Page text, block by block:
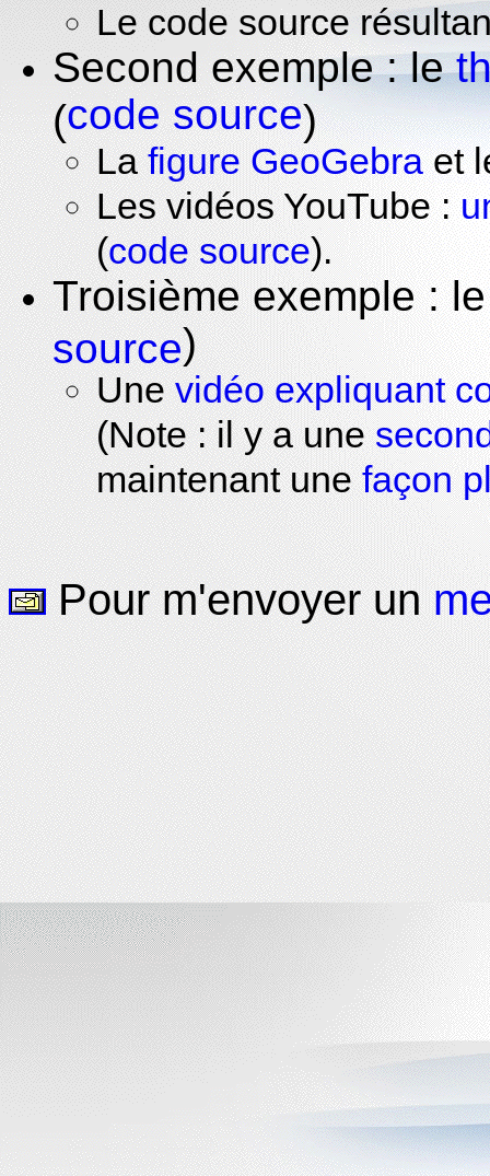
Le code source
Second exemple : le
(code source)
La figure GeoGebra et
Les vidéos YouTube :
(code source).
Troisième exemple :
source)
Une vidéo expliquant
(Note : il y a une
maintenant une façon
Pour m'envoyer un